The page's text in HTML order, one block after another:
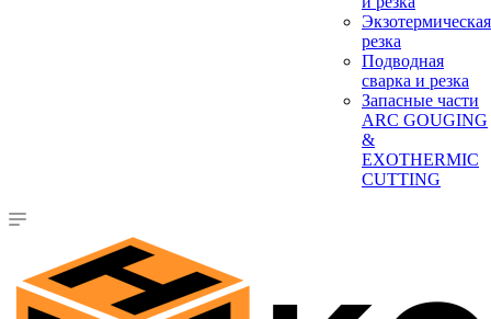
Экзотермическая
резка
Подводная
сварка и резка
Запасные части
ARC GOUGING
&
EXOTHERMIC
CUTTING